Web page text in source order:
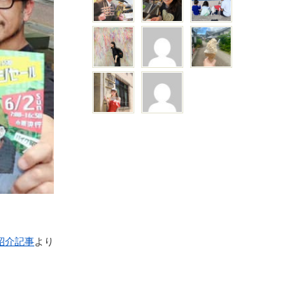
介記事より